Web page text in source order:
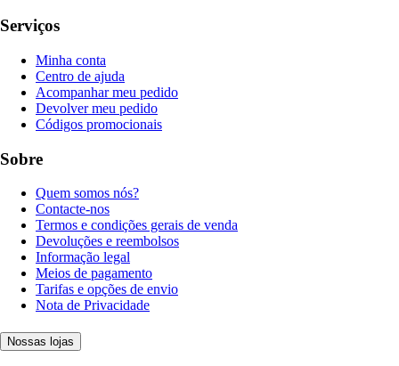
Serviços
Minha conta
Centro de ajuda
Acompanhar meu pedido
Devolver meu pedido
Códigos promocionais
Sobre
Quem somos nós?
Contacte-nos
Termos e condições gerais de venda
Devoluções e reembolsos
Informação legal
Meios de pagamento
Tarifas e opções de envio
Nota de Privacidade
Nossas lojas